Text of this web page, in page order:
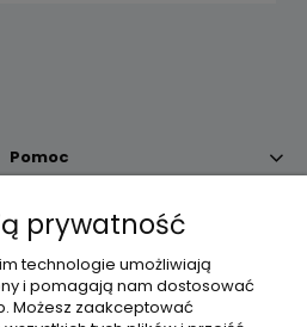
Pomoc
konto
i dostawa
prywatność
technologie umożliwiają
i pomagają nam dostosować
Możesz zaakceptować